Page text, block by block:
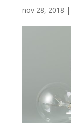
nov 28, 2018 |